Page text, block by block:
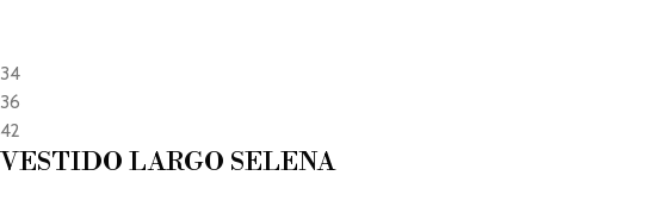
34
36
42
VESTIDO LARGO SELENA